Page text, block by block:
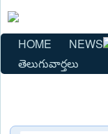
HOME NEWS
తెలుగువార్తలు